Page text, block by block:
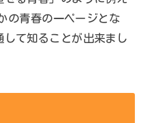
の青春の一ページとな
て知ることが出来まし